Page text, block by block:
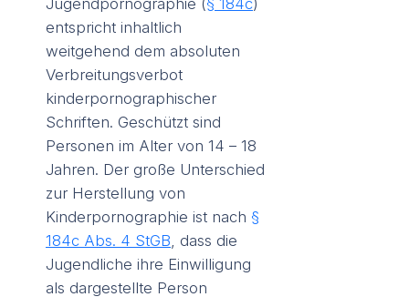
entspricht inhaltlich
weitgehend dem absoluten
Verbreitungsverbot
kinderpornographischer
Schriften. Geschützt sind
Personen im Alter von 14 – 18
Jahren. Der große Unterschied
zur Herstellung von
Kinderpornographie ist nach §
184c Abs. 4 StGB , dass die
Jugendliche ihre Einwilligung
als dargestellte Person